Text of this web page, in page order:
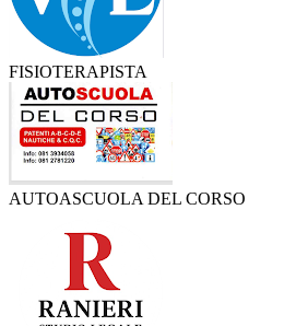
FISIOTERAPISTA
AUTOASCUOLA DEL CORSO